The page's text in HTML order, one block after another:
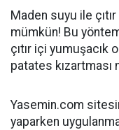
Maden suyu ile
mümkün! Bu
çıtır içi yumuşacık
patates kızartması
Yasemin.com
yaparken